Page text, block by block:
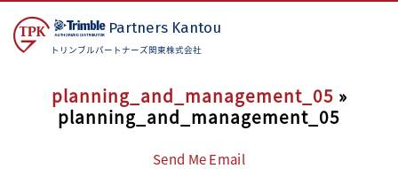
Partners Kantou
トリンブルパートナーズ関東株式会社
planning_and_management_05 »
planning_and_management_05
Send Me Email